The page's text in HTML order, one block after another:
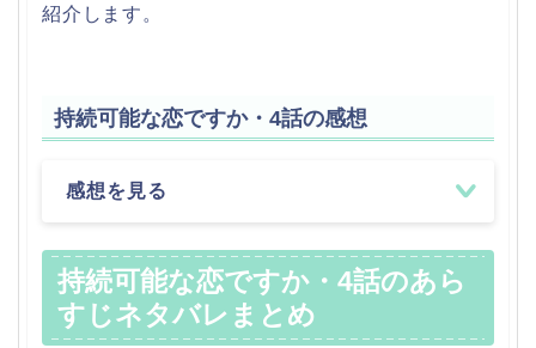
紹介します。
持続可能な恋ですか・4話の感想
感想を見る
持続可能な恋ですか・4話のあら
すじネタバレまとめ